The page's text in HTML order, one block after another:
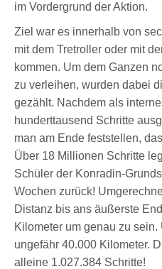
im Vordergrund der Aktion.
Ziel war es innerhalb von
mit dem Tretroller oder mit
kommen. Um dem Ganzen
zu verleihen, wurden dabei
gezählt. Nachdem als
hunderttausend Schritte
man am Ende feststellen,
Über 18 Millionen Schritte
Schüler der Konradin-
Wochen zurück!
Distanz bis ans äußerste
Kilometer um genau zu
ungefähr 40.000 Kilometer.
alleine 1.027.384 Schritte!